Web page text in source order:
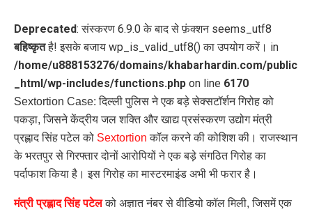
Deprecated: संस्करण 6.9.0 के बाद से फ़ंक्शन seems_utf8
बहिष्कृतहै! इसके बजाय wp_is_valid_utf8() का उपयोग करें। in
/home/u888153276/domains/khabarhardin.com/public
_html/wp-includes/functions.php on line 6170
Sextortion Case: दिल्ली पुलिस ने एक बड़े सेक्सटॉर्शन गिरोह को
पकड़ा, जिसने केंद्रीय जल शक्ति और खाद्य प्रसंस्करण उद्योग मंत्री
प्रह्लाद सिंह पटेल को Sextortion कॉल करने की कोशिश की। राजस्थान
के भरतपुर से गिरफ्तार दोनों आरोपियों ने एक बड़े संगठित गिरोह का
पर्दाफाश किया है। इस गिरोह का मास्टरमाइंड अभी भी फरार है।
मंत्री प्रह्लाद सिंह पटेल को अज्ञात नंबर से वीडियो कॉल मिली, जिसमें एक